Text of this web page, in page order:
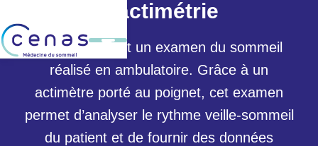
L'actimétrie
L’actimétrie est un examen du sommeil
réalisé en ambulatoire. Grâce à un
actimètre porté au poignet, cet examen
permet d’analyser le rythme veille-sommeil
du patient et de fournir des données